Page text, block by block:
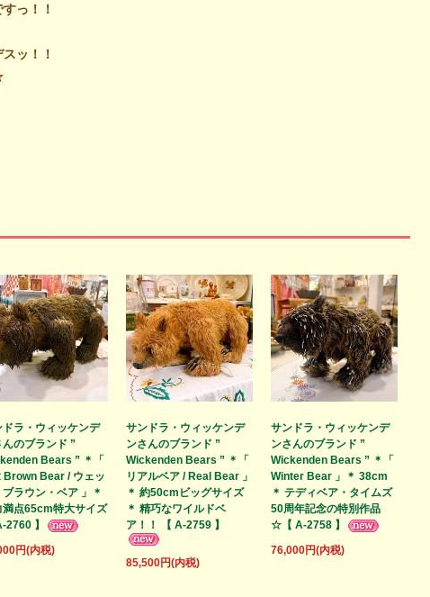
っ！！
ッ！！
ドラ・ウィッケンデ
んのブランド ”
Bears ” ＊「
Brown Bear / ウェッ
ブラウン・ベア 」＊
満点65cm特大サイズ
2760 】
円(内税)
サンドラ・ウィッケンデ
ンさんのブランド ”
Wickenden Bears ” ＊「
リアルベア / Real Bear 」
＊ 約50cmビッグサイズ
＊ 精巧なワイルドベ
ア！！ 【 A-2759 】
85,500円(内税)
サンドラ・ウィッケンデ
ンさんのブランド ”
Wickenden Bears ” ＊「
Winter Bear 」＊ 38cm
＊ テディベア・タイムズ
50周年記念の特別作品
☆【 A-2758 】
76,000円(内税)